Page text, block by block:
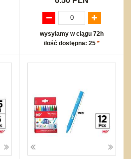
wysyłamy w ciągu 72h
ilość dostępna: 25 *